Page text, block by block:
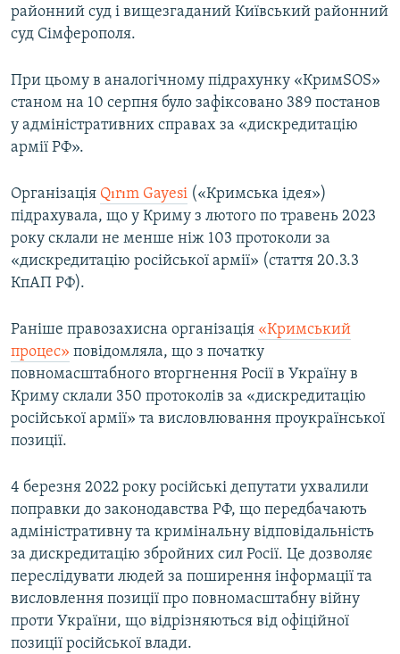
районний суд і вищезгаданий Київський районний
суд Сімферополя.
При цьому в аналогічному підрахунку «КримSOS»
станом на 10 серпня було зафіксовано 389 постанов
у адміністративних справах за «дискредитацію
армії РФ».
Організація Qırım Gayesi («Кримська ідея»)
підрахувала, що у Криму з лютого по травень 2023
року склали не менше ніж 103 протоколи за
«дискредитацію російської армії» (стаття 20.3.3
КпАП РФ).
Раніше правозахисна організація «Кримський
процес» повідомляла, що з початку
повномасштабного вторгнення Росії в Україну в
Криму склали 350 протоколів за «дискредитацію
російської армії» та висловлювання проукраїнської
позиції.
4 березня 2022 року російські депутати ухвалили
поправки до законодавства РФ, що передбачають
адміністративну та кримінальну відповідальність
за дискредитацію збройних сил Росії. Це дозволяє
переслідувати людей за поширення інформації та
висловлення позиції про повномасштабну війну
проти України, що відрізняються від офіційної
позиції російської влади.